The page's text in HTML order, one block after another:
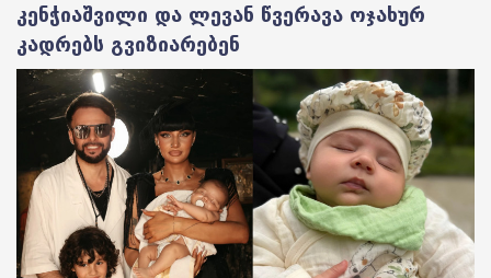
კენჭიაშვილი და ლევან წვერავა ოჯახურ
კადრებს გვიზიარებენ